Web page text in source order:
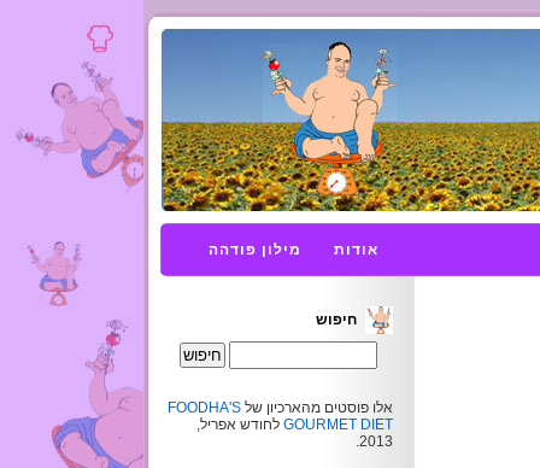
אודות מילון פודהה
חיפוש
אלו פוסטים מהארכיון של FOODHA'S
GOURMET DIET לחודש אפריל,
2013.